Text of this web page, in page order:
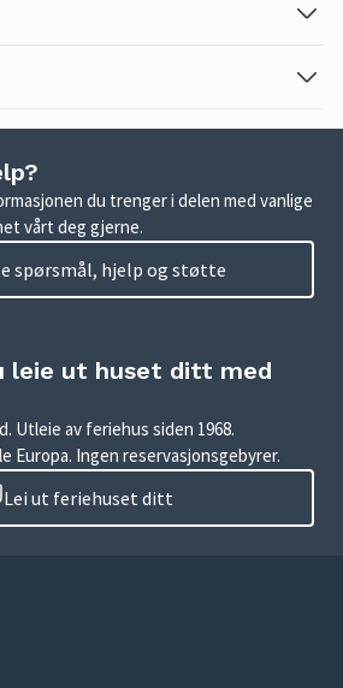
du trenger i delen med vanlige
vårt deg gjerne.
spørsmål, hjelp og støtte
leie ut huset ditt med
Utleie av feriehus siden 1968.
Europa. Ingen reservasjonsgebyrer.
Lei ut feriehuset ditt